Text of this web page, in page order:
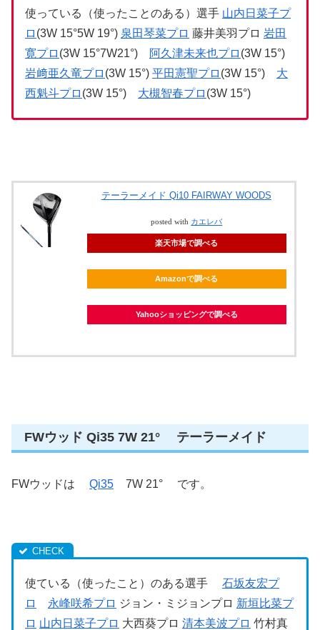
使っている（使ったことのある）選手 山内日菜子プ
ロ (3W 15°5W 19°) 泉田琴菜プロ 藤井美羽プロ 岩田
寛プロ (3W 15°7W21°) 阿久津未来也プロ (3W 15°)
岩﨑亜久竜プロ (3W 15°) 平田憲聖プロ (3W 15°) 大
西魁斗プロ (3W 15°) 大槻智春プロ (3W 15°)
テーラーメイド Qi10 FAIRWAY WOODS
posted with カエレバ
楽天市場で調べる
Amazonで調べる
Yahooショッピングで調べる
FWウッド Qi35 7W 21° テーラーメイド
FWウッドは Qi35 7W 21° です。
使ている（使ったこと）のある選手 石坂友宏プ
ロ
永峰咲希プロ ジョン・ミジョンプロ 新垣比菜プ
ロ 山内日菜子プロ 大西葵プロ 清本美波プロ 竹村真